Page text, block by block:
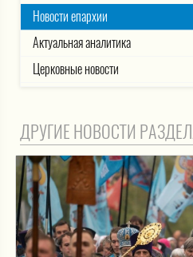
Новости епархии
Актуальная аналитика
Церковные новости
ДРУГИЕ НОВОСТИ